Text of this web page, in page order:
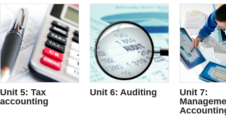
Unit 5: Tax
accounting
Unit 6: Auditing
Unit 7: